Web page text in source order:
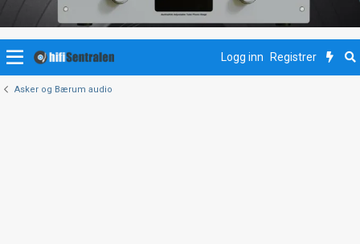
Logg inn Registrer
Asker og Bærum audio